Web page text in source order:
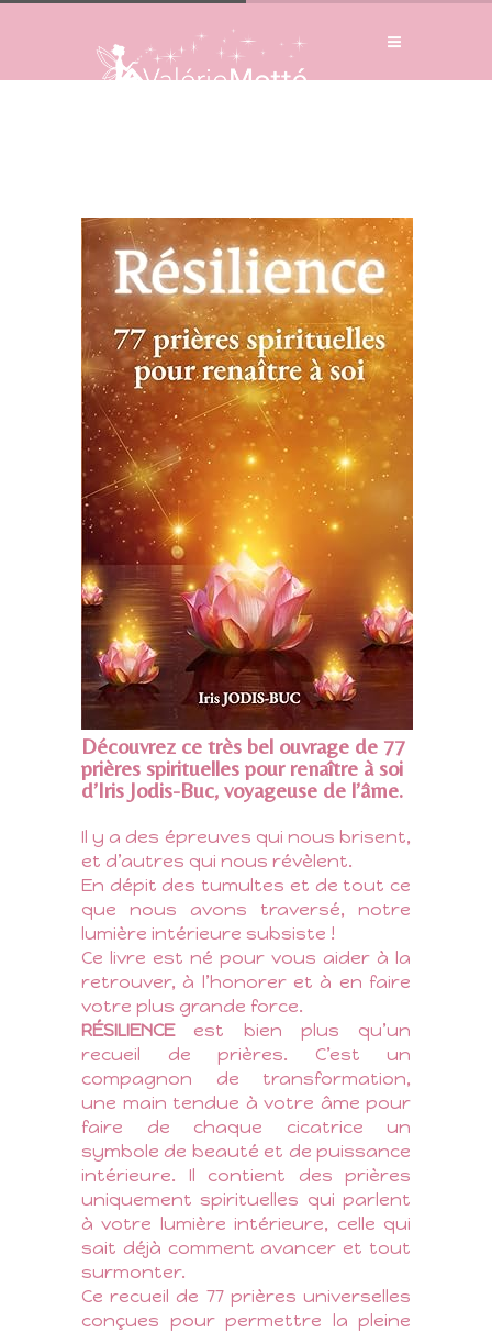
Découvrez ce très bel ouvrage de 77
prières spirituelles pour renaître à soi
d’Iris Jodis-Buc, voyageuse de l’âme.
Il y a des épreuves qui nous brisent,
et d’autres qui nous révèlent.
En dépit des tumultes et de tout ce
que nous avons traversé, notre
lumière intérieure subsiste !
Ce livre est né pour vous aider à la
retrouver, à l’honorer et à en faire
votre plus grande force.
RÉSILIENCEest bien plus qu’un
recueil de prières. C’est un
compagnon de transformation,
une main tendue à votre âme pour
faire de chaque cicatrice un
symbole de beauté et de puissance
intérieure. Il contient des prières
uniquement spirituelles qui parlent
à votre lumière intérieure, celle qui
sait déjà comment avancer et tout
surmonter.
Ce recueil de 77 prières universelles
conçues pour permettre la pleine